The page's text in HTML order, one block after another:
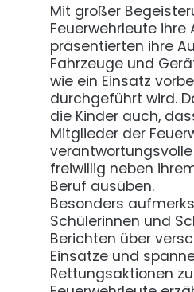
Mit großer
Feuerwehrleute ihre
präsentierten ihre
Fahrzeuge und
wie ein Einsatz
durchgeführt wird.
die Kinder auch,
Mitglieder der
freiwillig neben
Beruf ausüben.
Besonders
Schülerinnen und
Berichten über
Einsätze und
Rettungsaktionen